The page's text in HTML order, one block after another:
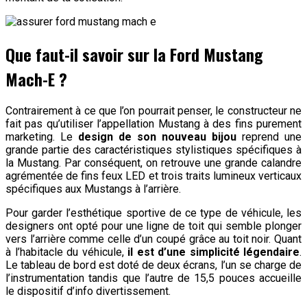
Que faut-il savoir sur la Ford Mustang
Mach-E ?
Contrairement à ce que l’on pourrait penser, le constructeur ne
fait pas qu’utiliser l’appellation Mustang à des fins purement
marketing. Le design de son nouveau bijou reprend une
grande partie des caractéristiques stylistiques spécifiques à
la Mustang. Par conséquent, on retrouve une grande calandre
agrémentée de fins feux LED et trois traits lumineux verticaux
spécifiques aux Mustangs à l’arrière.
Pour garder l’esthétique sportive de ce type de véhicule, les
designers ont opté pour une ligne de toit qui semble plonger
vers l’arrière comme celle d’un coupé grâce au toit noir. Quant
à l’habitacle du véhicule, il est d’une simplicité légendaire.
Le tableau de bord est doté de deux écrans, l’un se charge de
l’instrumentation tandis que l’autre de 15,5 pouces accueille
le dispositif d’info divertissement.